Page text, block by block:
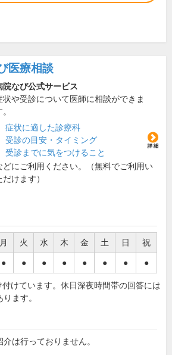
医療相談
院なび公式サービス
状や受診について医師に相談ができま
症状に適した診療科
受診の目安・タイミング
受診までに気をつけること
どにご利用ください。（無料でご利用い
だけます）
月 火 水 木 金 土 日 祝
● ● ● ● ● ● ● ●
けています。休日深夜時間帯の回答には
ます。
は行っておりません。